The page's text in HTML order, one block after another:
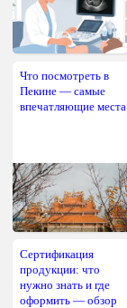
Что посмотреть в
Пекине — самые
впечатляющие места
Сертификация
продукции: что
нужно знать и где
оформить — обзор